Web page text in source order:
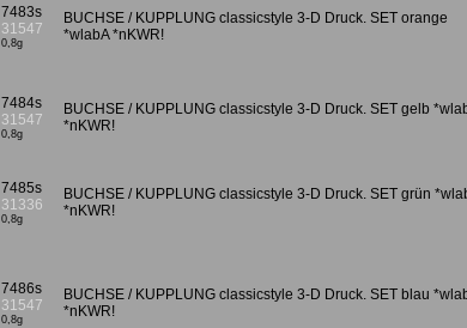
7483s
31547
0,8g
BUCHSE / KUPPLUNG classicstyle 3-D Druck. SET orange
*wlabA *nKWR!
7484s
31547
0,8g
BUCHSE / KUPPLUNG classicstyle 3-D Druck. SET gelb
*nKWR!
7485s
31336
0,8g
BUCHSE / KUPPLUNG classicstyle 3-D Druck. SET grün
*nKWR!
7486s
31547
0,8g
BUCHSE / KUPPLUNG classicstyle 3-D Druck. SET blau
*nKWR!